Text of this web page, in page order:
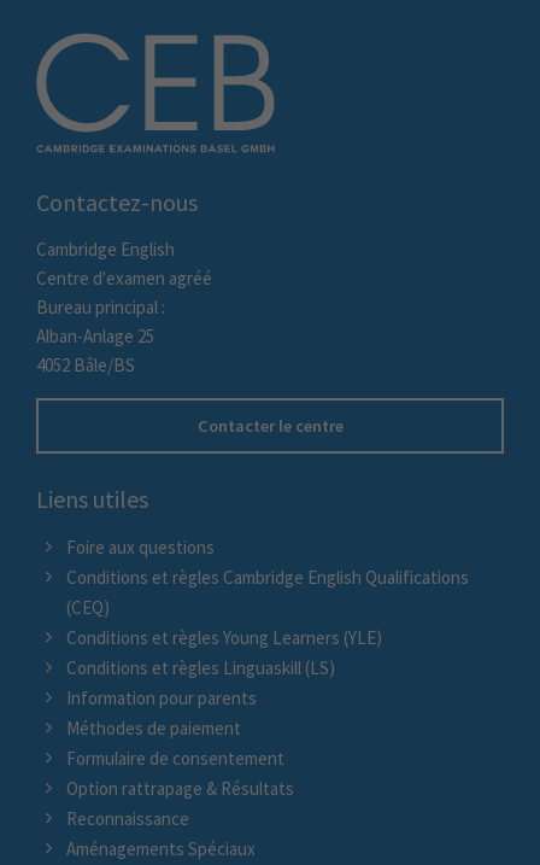
Contactez-nous
Cambridge English
Centre d'examen agréé
Bureau principal :
Alban-Anlage 25
4052 Bâle/BS
Contacter le centre
Liens utiles
Foire aux questions
Conditions et règles Cambridge English Qualifications
(CEQ)
Conditions et règles Young Learners (YLE)
Conditions et règles Linguaskill (LS)
Information pour parents
Méthodes de paiement
Formulaire de consentement
Option rattrapage & Résultats
Reconnaissance
Aménagements Spéciaux